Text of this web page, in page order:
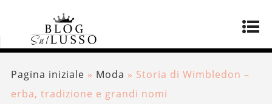
Pagina iniziale » Moda » Storia di Wimbledon –
erba, tradizione e grandi nomi